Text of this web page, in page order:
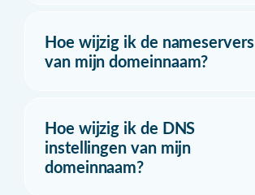
Hoe wijzig ik de nameservers
van mijn domeinnaam?
Hoe wijzig ik de DNS
instellingen van mijn
domeinnaam?